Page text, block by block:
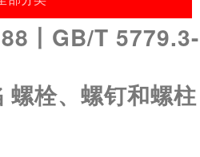
丨GB/T 5779.3-
螺栓、螺钉和螺柱